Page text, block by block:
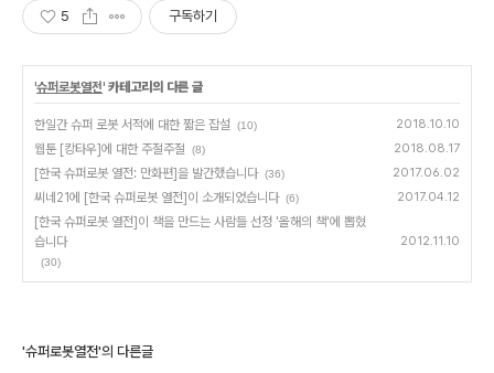
5 구독하기
'슈퍼로봇열전' 카테고리의 다른 글
한일간 슈퍼 로봇 서적에 대한 짧은 잡설 (10) 2018.10.10
웹툰 [캉타우]에 대한 주절주절 (8) 2018.08.17
[한국 슈퍼로봇 열전: 만화편]을 발간했습니다 (36) 2017.06.02
씨네21에 [한국 슈퍼로봇 열전]이 소개되었습니다 (6) 2017.04.12
[한국 슈퍼로봇 열전]이 책을 만드는 사람들 선정 '올해의 책'에 뽑혔
습니다
(30)
2012.11.10
'슈퍼로봇열전'의 다른글